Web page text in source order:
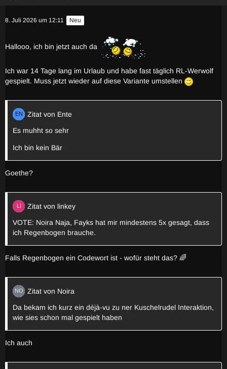
8. Juli 2026 um 12:11 Neu
Hallooo, ich bin jetzt auch da
Ich war 14 Tage lang im Urlaub und habe fast täglich RL-Werwolf
gespielt. Muss jetzt wieder auf diese Variante umstellen
Zitat von Ente
Es muhht so sehr
Ich bin kein Bär
Goethe?
Zitat von linkey
VOTE: Noira Naja, Fayks hat mir mindestens 5x gesagt, dass
ich Regenbogen brauche.
Falls Regenbogen ein Codewort ist - wofür steht das? 🌈
Zitat von Noira
Da bekam ich kurz ein déjà-vu zu ner Kuschelrudel Interaktion,
wie sies schon mal gespielt haben
Ich auch